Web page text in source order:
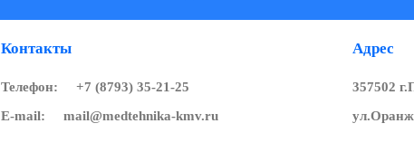
Контакты
Телефон:
+7 (8793) 35-21-25
E-mail:
mail@medtehnika-kmv.ru
Адрес
357502